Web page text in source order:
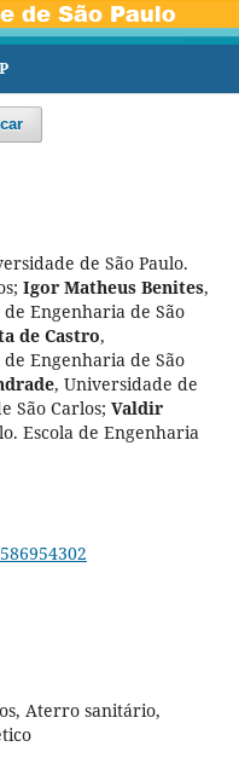
de São Paulo.
; Igor Matheus Benites,
Engenharia de São
de Castro,
Engenharia de São
, Universidade de
São Carlos; Valdir
Escola de Engenharia
Aterro sanitário,